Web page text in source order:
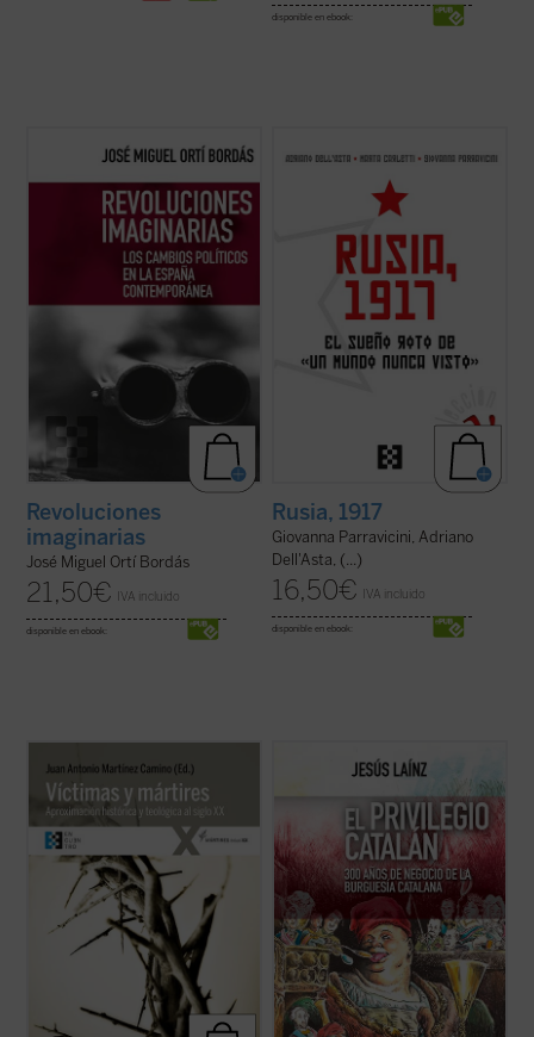
disponible en ebook:
Este ensayo evidencia la incapacidad
revolucionaria de un país como el nuestro,
y refractario no solo a la revolución, sino
incluso a las meras reformas. El autor
incide en la condición tardígrada del ... (ver
Revoluciones
imaginarias
José Miguel Ortí Bordás
21,50€ IVA incluido
disponible en ebook:
Octubre de 1917, el presente libro ofrece
causas, los hechos y las consecuencias
inmediatas de este acontecimiento, que en
Rusia, 1917
Giovanna Parravicini, Adriano
Dell'Asta, (...)
16,50€ IVA incluido
disponible en ebook:
actual del martirio e imprescindible para
leer adecuadamente los signos de esos
tiempos y discernir el camino del futuro.
canonizando o reconociendo miles de ...
(ver ficha)
La intransigencia de los industriales
catalanes ante las reivindicaciones
cubanos fue la chispa que prendió la guerra
independentista. Y, tras el 98, pasaron en
un instante del más exaltado patriotismo ...
(ver ficha)